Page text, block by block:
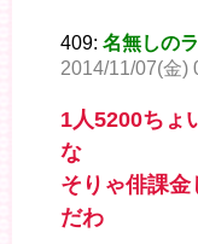
409: 名無しの
2014/11/07(金)
1人5200ちょ
な
そりゃ俳課
だわ